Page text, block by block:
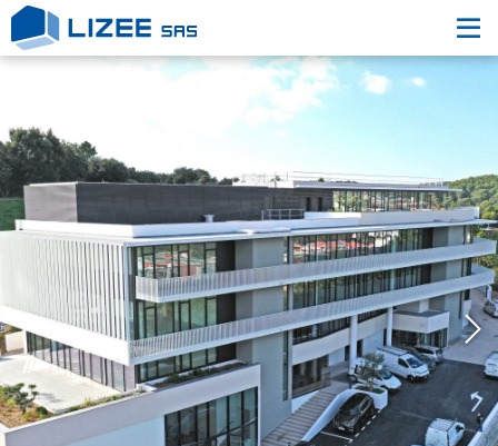
Nos engagements
Nos Réalisations
Nous contacter